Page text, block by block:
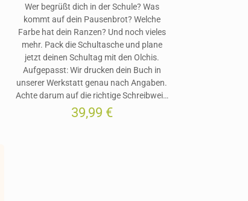
Wer begrüßt dich in der Schule? Was
kommt auf dein Pausenbrot? Welche
Farbe hat dein Ranzen? Und noch vieles
mehr. Pack die Schultasche und plane
jetzt deinen Schultag mit den Olchis.
Aufgepasst: Wir drucken dein Buch in
unserer Werkstatt genau nach Angaben.
Achte darum auf die richtige Schreibwei…
39,99 €